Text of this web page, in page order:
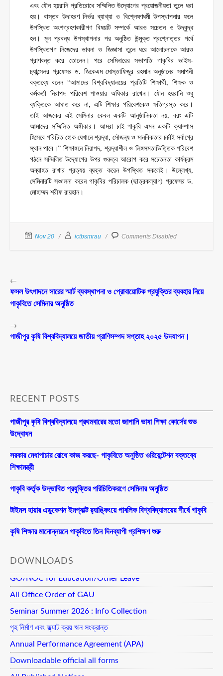
এবং যৌন হয়রানি প্রতিরোধে সম্মিলিত উদ্যোগের প্রয়োজনীয়তা তুলে ধরা
হয়। বাস্তব উদাহরণ নির্ভর ব্যাখ্যা ও বিশ্লেষণধর্মী উপস্থাপনার ফলে
উপস্থিত অংশগ্রহণকারীগণ বিষয়টি সম্পর্কে আরও সচেতন ও উদ্বুদ্ধ
হন। মূল প্রবন্ধ উপস্থাপনার পর অনুষ্ঠিত উন্মুক্ত প্রশ্নোত্তর পর্বে
উপস্থিতগণ নিজেদের ভাবনা ও জিজ্ঞাসা তুলে ধরে আলোচনাকে আরও
প্রাণবন্ত করে তোলেন। পরে সেমিনারের সভাপতি গাকৃবির ভাইস-
চ্যান্সেলর প্রফেসর ড. জিকেএম মোস্তাফিজুর রহমান অনুষ্ঠানের সমাপনী
বক্তব্যে বলেন “আমাদের বিশ্ববিদ্যালয়ের প্রতিটি শিক্ষার্থী, শিক্ষক ও
কর্মকর্তা নিরাপদ পরিবেশ পাওয়ার অধিকার রাখেন। যৌন হয়রানি শুধু
ব্যক্তিকে আঘাত করে না, এটি শিক্ষার পরিবেশকেও ক্ষতিগ্রস্ত করে।
তাই আজকের এই সেমিনার কেবল একটি আনুষ্ঠানিকতা নয়, বরং এটি
আমাদের সম্মিলিত অঙ্গীকার। আমরা চাই গাকৃবি এমন একটি ক্যাম্পাস
হিসেবে পরিচিত হোক যেখানে শ্রদ্ধা, সৌজন্য ও মানবিকতার চর্চাই সর্বাগ্রে
স্থান পাবে।” শিক্ষাঙ্গনে নিরাপদ, শ্রদ্ধাশীল ও লিঙ্গসমতাভিত্তিক পরিবেশ
গঠনে সম্মিলিত উদ্যোগের উপর গুরুত্ব আরোপ করে সচেতনতা কার্যক্রম
অব্যাহত রাখার প্রত্যয় ব্যক্ত করেন উপস্থিত সকলেই। উল্লেখ্য,
সেমিনারটি সঞ্চালনা করেন গাকৃবির পরিচালক (ছাত্রকল্যাণ) প্রফেসর ড.
মোহাম্মদ শরীফ রায়হান।
Nov 20 ictbsmrau Comments Disabled
←
ফসল উৎপাদনে সারের স্মার্ট ব্যবস্থাপনা ও প্রোবায়োটিক প্রযুক্তির ব্যবহার নিয়ে
গাকৃবিতে সেমিনার অনুষ্ঠিত
→
গাজীপুর কৃষি বিশ্ববিদ্যালয়ে জাতীয় প্রাণিসম্পদ সপ্তাহ ২০২৫ উদযাপন।
RECENT POSTS
গাজীপুর কৃষি বিশ্ববিদ্যালয়ে প্রথমবারের মতো জাপানি ভাষা শিক্ষা কোর্সের শুভ
উদ্বোধন
সরকার মেধাপাচার রোধে কাজ করছে- গাকৃবিতে অনুষ্ঠিত ওরিয়েন্টেশন বক্তব্যে
শিক্ষামন্ত্রী
গাকৃবি কর্তৃক উদ্ভাবিত প্রযুক্তির পরিচিতিকরণে সেমিনার অনুষ্ঠিত
টাইমস হায়ার এডুকেশন ইমপ্যাক্ট র‍্যাঙ্কিংয়ে পাবলিক বিশ্ববিদ্যালয়ের শীর্ষে গাকৃবি
কৃষি শিক্ষার মানোন্নয়নে গাকৃবিতে তিন দিনব্যাপী প্রশিক্ষণ শুরু
DOWNLOADS
GO/NOC for Education/Other Leave
All Office Order of GAU
Seminar Summer 2026 : Info Collection
গৃহ নির্মাণ এবং ফ্ল্যাট ক্রয় ঋন সংক্রান্ত
Annual Performance Agreement (APA)
Downloadable official all forms